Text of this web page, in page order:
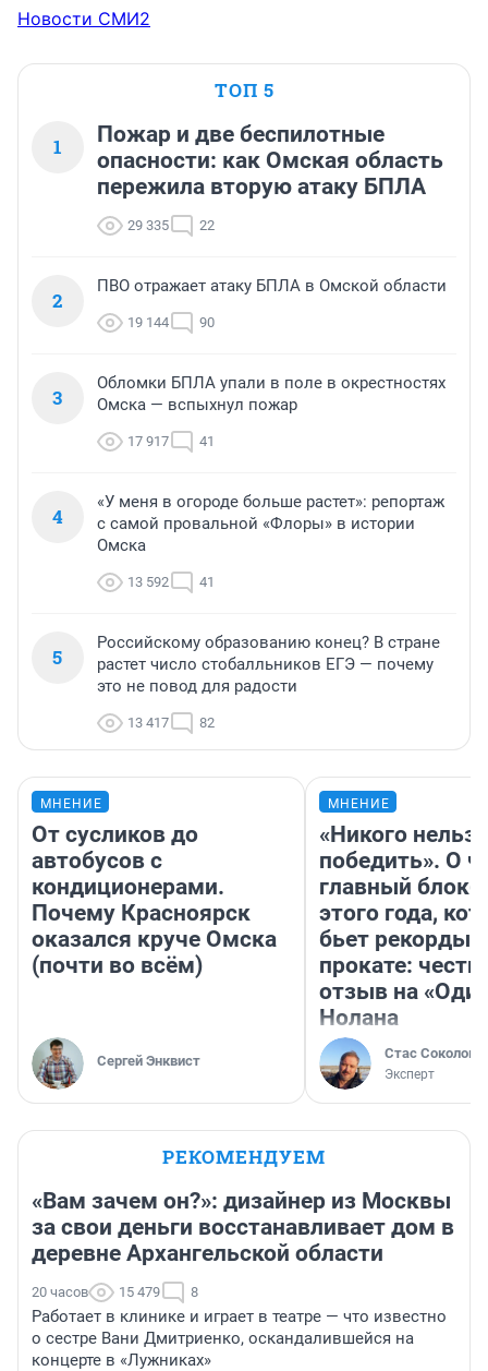
Новости СМИ2
ТОП 5
1
Пожар и две беспилотные
опасности: как Омская область
пережила вторую атаку БПЛА
29 335 22
2
ПВО отражает атаку БПЛА в Омской области
19 144 90
3
Обломки БПЛА упали в поле в окрестностях
Омска — вспыхнул пожар
17 917 41
4
«У меня в огороде больше растет»: репортаж
с самой провальной «Флоры» в истории
Омска
13 592 41
5
Российскому образованию конец? В стране
растет число стобалльников ЕГЭ — почему
это не повод для радости
13 417 82
МНЕНИЕ
От сусликов до
автобусов с
кондиционерами.
Почему Красноярск
оказался круче Омска
(почти во всём)
Сергей Энквист
МНЕНИЕ
«Никого нельзя
победить». О
главный
этого года,
бьет рекорды в
прокате:
отзыв на
Нолана
Стас Соколов
Эксперт
РЕКОМЕНДУЕМ
«Вам зачем он?»: дизайнер из Москвы
за свои деньги восстанавливает дом в
деревне Архангельской области
20 часов 15 479 8
Работает в клинике и играет в театре — что известно
о сестре Вани Дмитриенко, оскандалившейся на
концерте в «Лужниках»